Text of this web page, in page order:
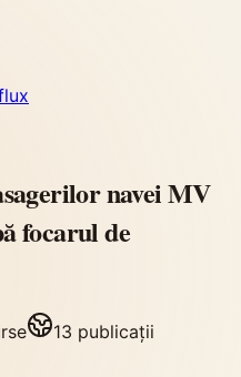
navei MV
focarul de
13 publicații